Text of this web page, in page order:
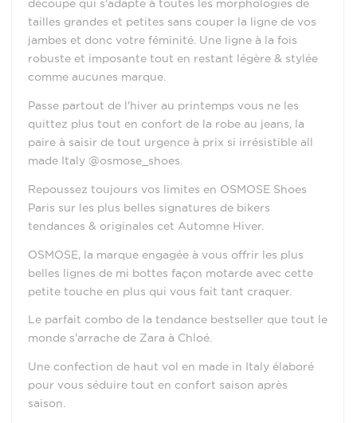
découpe qui s'adapte à toutes les morphologies de
tailles grandes et petites sans couper la ligne de vos
jambes et donc votre féminité. Une ligne à la fois
robuste et imposante tout en restant légère & stylée
comme aucunes marque.
Passe partout de l'hiver au printemps vous ne les
quittez plus tout en confort de la robe au jeans, la
paire à saisir de tout urgence à prix si irrésistible all
made Italy @osmose_shoes.
Repoussez toujours vos limites en OSMOSE Shoes
Paris sur les plus belles signatures de bikers
tendances & originales cet Automne Hiver.
OSMOSE, la marque engagée à vous offrir les plus
belles lignes de mi bottes façon motarde avec cette
petite touche en plus qui vous fait tant craquer.
Le parfait combo de la tendance bestseller que tout le
monde s'arrache de Zara à Chloé.
Une confection de haut vol en made in Italy élaboré
pour vous séduire tout en confort saison après
saison.